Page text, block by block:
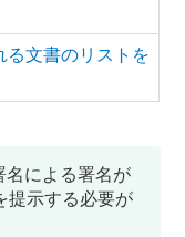
る文書のリストを
名による署名が
提示する必要が